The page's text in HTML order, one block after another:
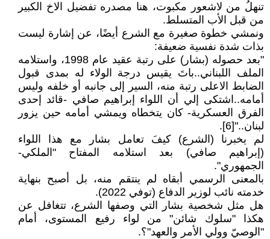
تنهلُ من لاشعور مكبوت، هنا مصدره تفضيل الاخ الكبير
من قبل الأب المتسلط.
ونمشي خطوة صغيرة مع الشرع أيضًا، عن إشارة ليست
بذات شدة نفسية ضعيفة:
"بعد حصوله (بشار) على رتبة عقيد عام 1998، واستلامه
الملف اللبناني..باتَ يقيس درجة الولاء له بمدى قبول
الضابط الاعلى رتبة منه، السير إلى جانبه أو خلفه وليس
أمامه..اشتكى إلي أن اللواء إبراهيم صافي -قائد إحدى
الفرق العسكرية- كان يتخطاه ويمشي أمامه حين يزور
لبنان.."[6].
لم يخبرنا (الشرع) كيفَ تعامل بشار مع هذا اللواء
(إبراهيم صافي) بعد استلامه المفتاح "الملكي-
الجمهوري".
بالمعنى الرسمي أبقاه لم ينتقم منه، بل أصبح بنهاية
خدمته نائب لوزير الدفاع (توفي 2022).
هل مثل شخصية بشار التي وصفها الشرع، تتغافل عن
هكذا "سلوك شائن" من لواء رفيع المستوى، أمام
"الوصيّ وولي الأمر والعهد"؟.